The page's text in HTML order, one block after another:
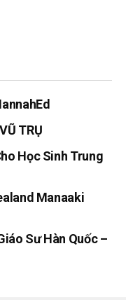
TRỤ
Học Sinh Trung
Manaaki
Sư Hàn Quốc –